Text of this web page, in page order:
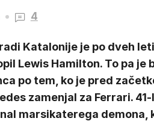
4
Katalonije je po dveh
Lewis Hamilton. To pa je
po tem, ko je pred
zamenjal za Ferrari.
marsikaterega demona,